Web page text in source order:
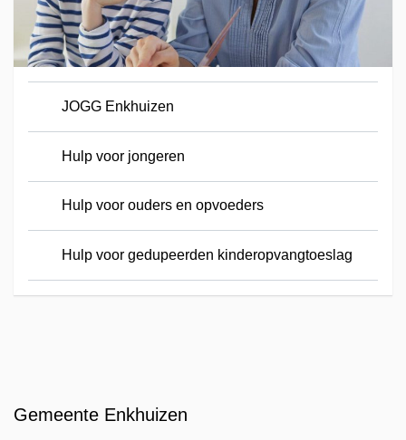
JOGG Enkhuizen
Hulp voor jongeren
Hulp voor ouders en opvoeders
Hulp voor gedupeerden kinderopvangtoeslag
Gemeente Enkhuizen